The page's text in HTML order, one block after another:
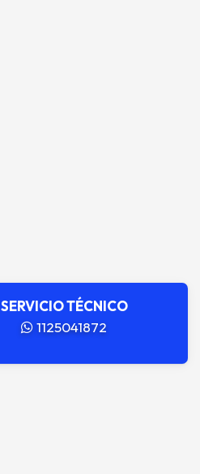
SERVICIO TÉCNICO
1125041872